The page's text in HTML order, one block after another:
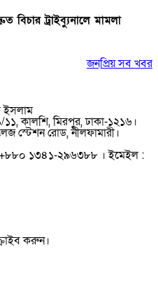
বিচার ট্রাইব্যুনালে মামলা
জনপ্রিয় সব খবর
ইসলাম
কালশি, মিরপুর, ঢাকা-১২১৬।
স্টেশন রোড, নীলফামারী।
১৩৪১-২৯৬৩৮৮ । ইমেইল :
করুন।